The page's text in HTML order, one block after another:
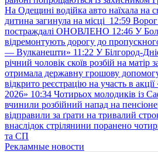
На Одещині водійка авто наїхала на
дитина загинула на місці 12:59
постраждалі ОНОВЛЕНО 12:46 У
відремонтують дорогу до
— Вулканешти» 11:22 У Білгород-
річний чоловік скоїв розбій на матір
отримала державну грошову
відкрито реєстрацію на участь в
2026» 10:34 Чотирьох молодиків із
вчинили розбійний напад на
відправили за ґрати на тривалий
внаслідок стрілянини поранено
та СП
Рекламные новости